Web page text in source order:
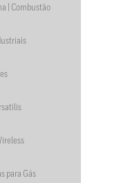
| Combustão
para Gás